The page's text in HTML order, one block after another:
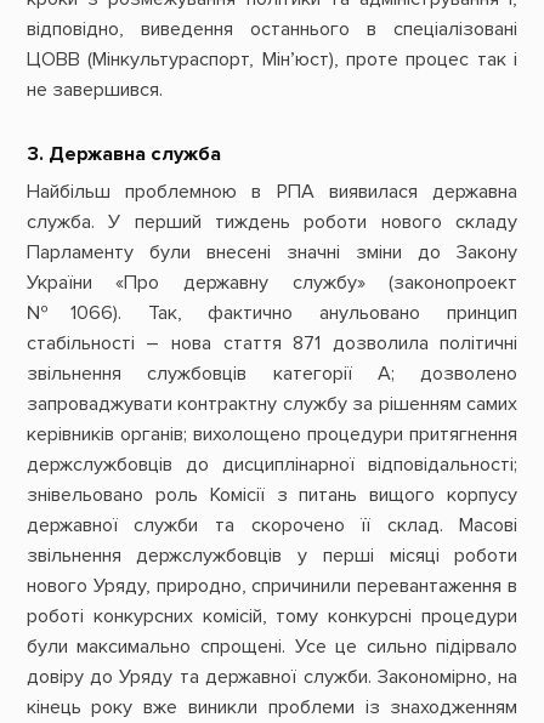
відповідно, виведення останнього в спеціалізовані
ЦОВВ (Мінкультураспорт, Мін’юст), проте процес так і
не завершився.
3. Державна служба
Найбільш проблемною в РПА виявилася державна
служба. У перший тиждень роботи нового складу
Парламенту були внесені значні зміни до Закону
України «Про державну службу» (законопроект
№1066). Так, фактично анульовано принцип
стабільності – нова стаття 871 дозволила політичні
звільнення службовців категорії А; дозволено
запроваджувати контрактну службу за рішенням самих
керівників органів; вихолощено процедури притягнення
держслужбовців до дисциплінарної відповідальності;
знівельовано роль Комісії з питань вищого корпусу
державної служби та скорочено її склад. Масові
звільнення держслужбовців у перші місяці роботи
нового Уряду, природно, спричинили перевантаження в
роботі конкурсних комісій, тому конкурсні процедури
були максимально спрощені. Усе це сильно підірвало
довіру до Уряду та державної служби. Закономірно, на
кінець року вже виникли проблеми із знаходженням